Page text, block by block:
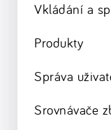
Vkládání a
Produkty
Správa
Srovnávače